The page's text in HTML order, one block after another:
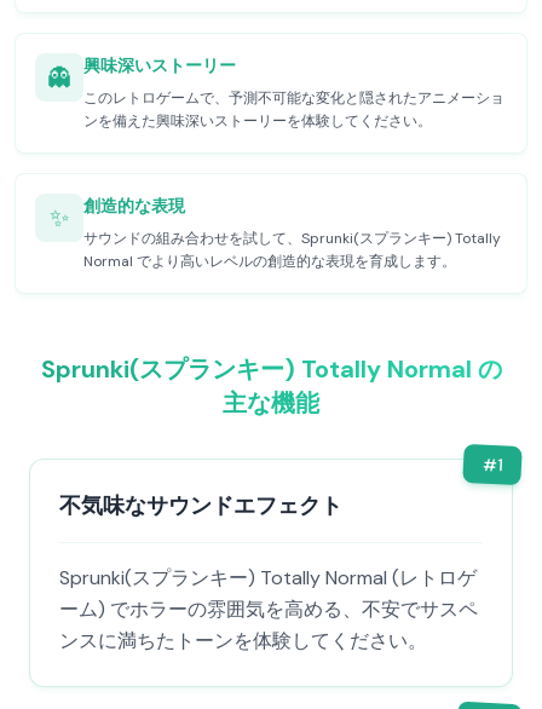
👻 興味深いストーリー
このレトロゲームで、予測不可能な変化と隠されたアニメーショ
ンを備えた興味深いストーリーを体験してください。
✨ 創造的な表現
サウンドの組み合わせを試して、Sprunki(スプランキー) Totally
Normal でより高いレベルの創造的な表現を育成します。
Sprunki(スプランキー) Totally Normal の
主な機能
#1
不気味なサウンドエフェクト
Sprunki(スプランキー) Totally Normal (レトロゲ
ーム) でホラーの雰囲気を高める、不安でサスペ
ンスに満ちたトーンを体験してください。